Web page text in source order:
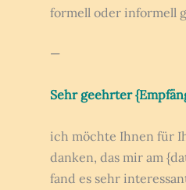
formell oder informell
—
Sehr geehrter
ich möchte Ihnen für
danken, das mir am
fand es sehr